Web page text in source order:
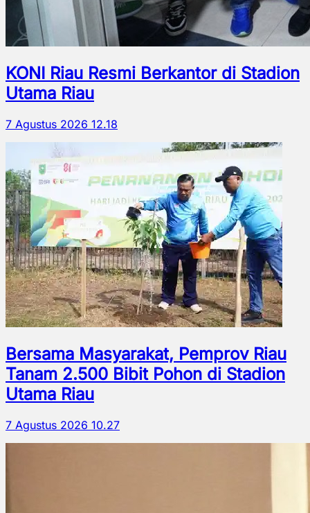
KONI Riau Resmi Berkantor di Stadion
Utama Riau
7 Agustus 2026 12.18
Bersama Masyarakat, Pemprov Riau
Tanam 2.500 Bibit Pohon di Stadion
Utama Riau
7 Agustus 2026 10.27